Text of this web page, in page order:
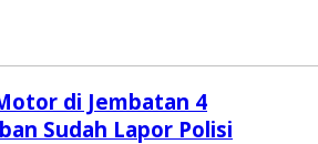
di Jembatan 4
Sudah Lapor Polisi